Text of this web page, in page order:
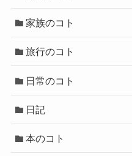
家族のコト
旅行のコト
日常のコト
日記
本のコト